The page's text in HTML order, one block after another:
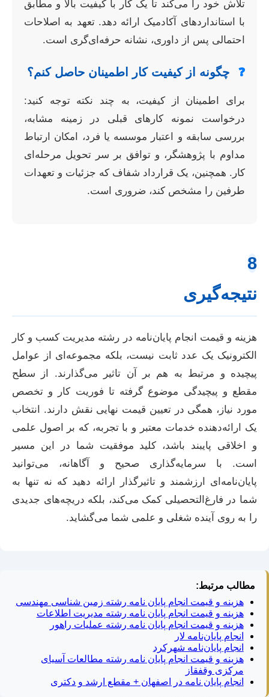
تلاش خود را می‌کند تا یک کار با کیفیت بالا و مطابق
با استانداردهای آکادمیک ارائه دهد. تعهد به اصلاحات
احتمالی پس از داوری، نشانه حرفه‌ای‌گری است.
❓ چگونه از کیفیت کار اطمینان حاصل کنم؟
برای اطمینان از کیفیت، به چند نکته توجه کنید:
درخواست نمونه کارهای قبلی در زمینه مشابه،
بررسی سابقه و اعتبار موسسه یا فرد، امکان ارتباط
مداوم با پژوهشگر، و توافق بر سر تحویل مرحله‌ای
کار. همچنین، یک قرارداد شفاف که جزئیات و تعهدات
طرفین را مشخص کند، ضروری است.
8
نتیجه‌گیری
هزینه و قیمت انجام پایان‌نامه در رشته مدیریت کسب و کار
الکترونیک یک عدد ثابت نیست، بلکه مجموعه‌ای از عوامل
پیچیده و مرتبط به هم بر آن تاثیر می‌گذارند. از سطح
مقطع و پیچیدگی موضوع گرفته تا فوریت کار و تخصص
مورد نیاز، همگی در تعیین قیمت نهایی نقش دارند. انتخاب
یک ارائه‌دهنده خدمات معتبر و با تجربه، که بر اصول علمی
و اخلاقی پایبند باشد، کلید موفقیت شما در این مسیر
است. با سرمایه‌گذاری صحیح و آگاهانه، می‌توانید
پایان‌نامه‌ای ارزشمند و تاثیرگذار ارائه دهید که نه تنها به
شما در فارغ‌التحصیلی کمک می‌کند، بلکه دریچه‌های جدیدی
را به روی آینده شغلی و علمی شما می‌گشاید.
مطالب مرتبط:
هزینه و قیمت انجام پایان نامه رشته زمین شناسی مهندسی
هزینه و قیمت انجام پایان نامه رشته مدیریت اطلاعات
هزینه و قیمت انجام پایان نامه رشته عملیات راهور
انجام پایان‌نامه لار
انجام پایان‌نامه شهرکرد
هزینه و قیمت انجام پایان نامه رشته مطالعات آسیای
مرکزی وقفقاز
انجام پایان نامه در اصفهان + مقطع ارشد و دکتری